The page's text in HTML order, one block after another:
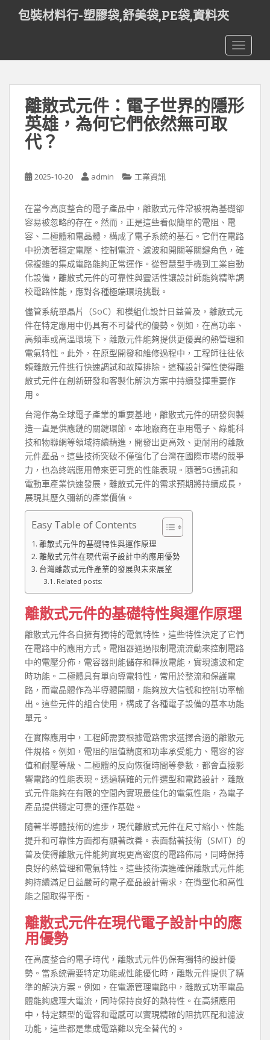
t
包裝材料行-塑膠袋,舒美袋,PE袋,資料夾
離散式元件：電子世界的隱形
英雄，為何它們依然無可取
代？
2025-10-20 admin 工業資訊
在當今高度整合的電子產品中，離散式元件常被視為基礎卻
容易被忽略的存在。然而，正是這些看似簡單的電阻、電
容、二極體和電晶體，構成了電子系統的基石。它們在電路
中扮演著穩定電壓、控制電流、濾波和開關等關鍵角色，確
保複雜的集成電路能夠正常運作。從智慧型手機到工業自動
化設備，離散式元件的可靠性與靈活性讓設計師能夠精準調
校電路性能，應對各種極端環境挑戰。
儘管系統單晶片（SoC）和模組化設計日益普及，離散式元
件在特定應用中仍具有不可替代的優勢。例如，在高功率、
高頻率或高溫環境下，離散元件能夠提供更優異的熱管理和
電氣特性。此外，在原型開發和維修過程中，工程師往往依
賴離散元件進行快速調試和故障排除。這種設計彈性使得離
散式元件在創新研發和客製化解決方案中持續發揮重要作
用。
台灣作為全球電子產業的重要基地，離散式元件的研發與製
造一直是供應鏈的關鍵環節。本地廠商在車用電子、綠能科
技和物聯網等領域持續精進，開發出更高效、更耐用的離散
元件產品。這些技術突破不僅強化了台灣在國際市場的競爭
力，也為終端應用帶來更可靠的性能表現。隨著5G通訊和
電動車產業快速發展，離散式元件的需求預期將持續成長，
展現其歷久彌新的產業價值。
Easy Table of Contents
離散式元件的基礎特性與運作原理
離散式元件在現代電子設計中的應用優勢
台灣離散式元件產業的發展與未來展望
Related posts:
離散式元件的基礎特性與運作原理
離散式元件各自擁有獨特的電氣特性，這些特性決定了它們
在電路中的應用方式。電阻器通過限制電流流動來控制電路
中的電壓分佈，電容器則能儲存和釋放電能，實現濾波和定
時功能。二極體具有單向導電特性，常用於整流和保護電
路，而電晶體作為半導體開關，能夠放大信號和控制功率輸
出。這些元件的組合使用，構成了各種電子設備的基本功能
單元。
在實際應用中，工程師需要根據電路需求選擇合適的離散元
件規格。例如，電阻的阻值精度和功率承受能力、電容的容
值和耐壓等級、二極體的反向恢復時間等參數，都會直接影
響電路的性能表現。透過精確的元件選型和電路設計，離散
式元件能夠在有限的空間內實現最佳化的電氣性能，為電子
產品提供穩定可靠的運作基礎。
隨著半導體技術的進步，現代離散式元件在尺寸縮小、性能
提升和可靠性方面都有顯著改善。表面黏著技術（SMT）的
普及使得離散元件能夠實現更高密度的電路佈局，同時保持
良好的熱管理和電氣特性。這些技術演進確保離散式元件能
夠持續滿足日益嚴苛的電子產品設計需求，在微型化和高性
能之間取得平衡。
離散式元件在現代電子設計中的應
用優勢
在高度整合的電子時代，離散式元件仍保有獨特的設計優
勢。當系統需要特定功能或性能優化時，離散元件提供了精
準的解決方案。例如，在電源管理電路中，離散式功率電晶
體能夠處理大電流，同時保持良好的熱特性。在高頻應用
中，特定類型的電容和電感可以實現精確的阻抗匹配和濾波
功能，這些都是集成電路難以完全替代的。